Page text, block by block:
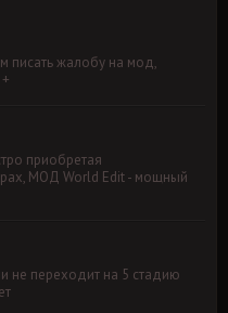
писать жалобу на мод,
приобретая
МОД World Edit - мощный
не переходит на 5 стадию